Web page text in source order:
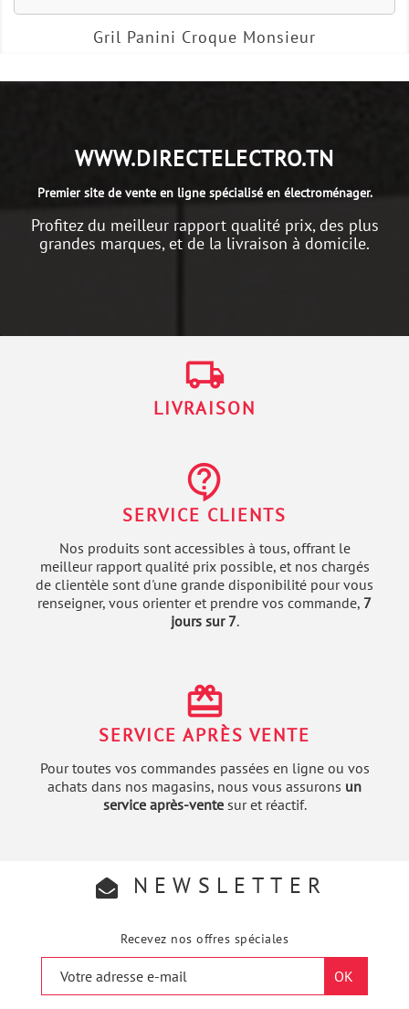
Gril Panini Croque Monsieur
WWW.DIRECTELECTRO.TN
Premier site de vente en ligne spécialisé en électroménager.
Profitez du meilleur rapport qualité prix, des plus
grandes marques, et de la livraison à domicile.
local_shipping
LIVRAISON
contact_support
SERVICE CLIENTS
Nos produits sont accessibles à tous, offrant le
meilleur rapport qualité prix possible, et nos chargés
de clientèle sont d'une grande disponibilité pour vous
renseigner, vous orienter et prendre vos commande, 7
jours sur 7.
redeem
SERVICE APRÈS VENTE
Pour toutes vos commandes passées en ligne ou vos
achats dans nos magasins, nous vous assurons un
service après-ventesur et réactif.
NEWSLETTER
Recevez nos offres spéciales